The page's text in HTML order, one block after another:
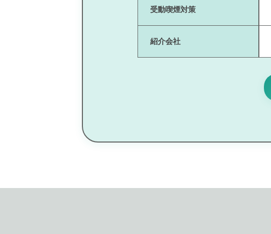
受動喫煙対策
紹介会社